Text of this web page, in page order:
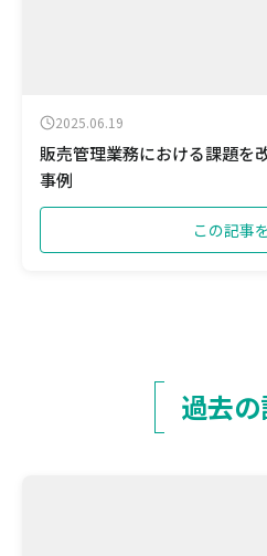
2025.06.19
販売管理業務における課題を
事例
この記事
過去